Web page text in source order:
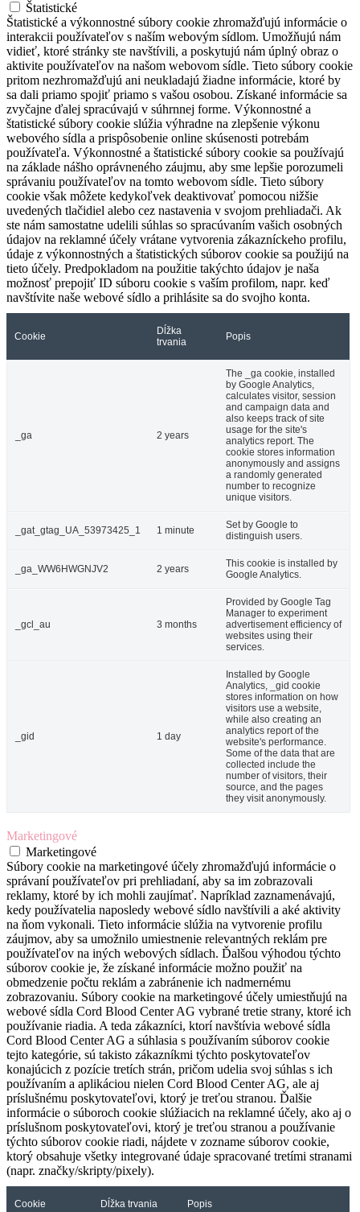
Štatistické
Štatistické a výkonnostné súbory cookie zhromažďujú informácie o
interakcii používateľov s naším webovým sídlom. Umožňujú nám
vidieť, ktoré stránky ste navštívili, a poskytujú nám úplný obraz o
aktivite používateľov na našom webovom sídle. Tieto súbory cookie
pritom nezhromažďujú ani neukladajú žiadne informácie, ktoré by
sa dali priamo spojiť priamo s vašou osobou. Získané informácie sa
zvyčajne ďalej spracúvajú v súhrnnej forme. Výkonnostné a
štatistické súbory cookie slúžia výhradne na zlepšenie výkonu
webového sídla a prispôsobenie online skúsenosti potrebám
používateľa. Výkonnostné a štatistické súbory cookie sa používajú
na základe nášho oprávneného záujmu, aby sme lepšie porozumeli
správaniu používateľov na tomto webovom sídle. Tieto súbory
cookie však môžete kedykoľvek deaktivovať pomocou nižšie
uvedených tlačidiel alebo cez nastavenia v svojom prehliadači. Ak
ste nám samostatne udelili súhlas so spracúvaním vašich osobných
údajov na reklamné účely vrátane vytvorenia zákazníckeho profilu,
údaje z výkonnostných a štatistických súborov cookie sa použijú na
tieto účely. Predpokladom na použitie takýchto údajov je naša
možnosť prepojiť ID súboru cookie s vaším profilom, napr. keď
navštívite naše webové sídlo a prihlásite sa do svojho konta.
Cookie
Dĺžka
trvania
Popis
_ga 2 years
The _ga cookie, installed
by Google Analytics,
calculates visitor, session
and campaign data and
also keeps track of site
usage for the site's
analytics report. The
cookie stores information
anonymously and assigns
a randomly generated
number to recognize
unique visitors.
_gat_gtag_UA_53973425_1 1 minute
Set by Google to
distinguish users.
_ga_WW6HWGNJV2 2 years
This cookie is installed by
Google Analytics.
_gcl_au 3 months
Provided by Google Tag
Manager to experiment
advertisement efficiency of
websites using their
services.
_gid 1 day
Installed by Google
Analytics, _gid cookie
stores information on how
visitors use a website,
while also creating an
analytics report of the
website's performance.
Some of the data that are
collected include the
number of visitors, their
source, and the pages
they visit anonymously.
Marketingové
Marketingové
Súbory cookie na marketingové účely zhromažďujú informácie o
správaní používateľov pri prehliadaní, aby sa im zobrazovali
reklamy, ktoré by ich mohli zaujímať. Napríklad zaznamenávajú,
kedy používatelia naposledy webové sídlo navštívili a aké aktivity
na ňom vykonali. Tieto informácie slúžia na vytvorenie profilu
záujmov, aby sa umožnilo umiestnenie relevantných reklám pre
používateľov na iných webových sídlach. Ďalšou výhodou týchto
súborov cookie je, že získané informácie možno použiť na
obmedzenie počtu reklám a zabránenie ich nadmernému
zobrazovaniu. Súbory cookie na marketingové účely umiestňujú na
webové sídla Cord Blood Center AG vybrané tretie strany, ktoré ich
používanie riadia. A teda zákazníci, ktorí navštívia webové sídla
Cord Blood Center AG a súhlasia s používaním súborov cookie
tejto kategórie, sú takisto zákazníkmi týchto poskytovateľov
konajúcich z pozície tretích strán, pričom udelia svoj súhlas s ich
používaním a aplikáciou nielen Cord Blood Center AG, ale aj
príslušnému poskytovateľovi, ktorý je treťou stranou. Ďalšie
informácie o súboroch cookie slúžiacich na reklamné účely, ako aj o
príslušnom poskytovateľovi, ktorý je treťou stranou a používanie
týchto súborov cookie riadi, nájdete v zozname súborov cookie,
ktorý obsahuje všetky integrované údaje spracované tretími stranami
(napr. značky/skripty/pixely).
Cookie Dĺžka trvania Popis